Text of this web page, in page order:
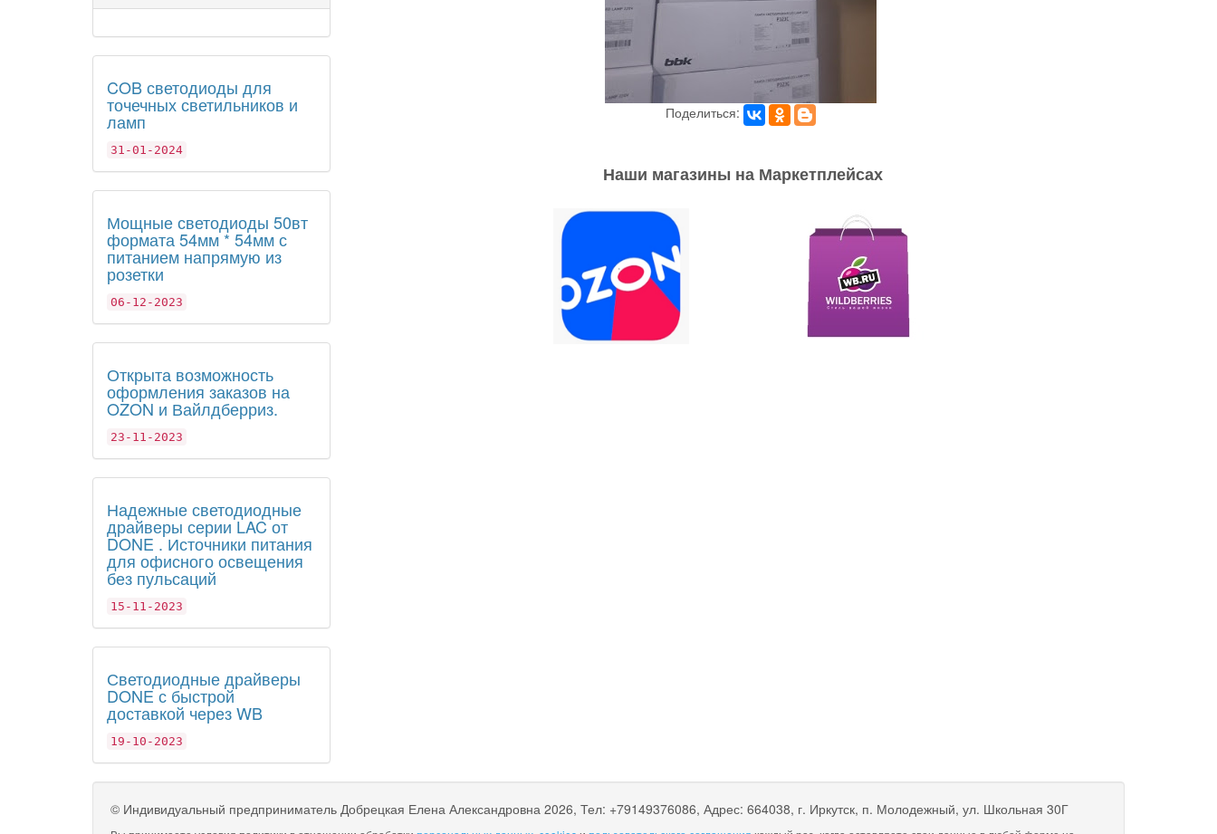
COB светодиоды для
точечных светильников и
ламп
31-01-2024
Мощные светодиоды 50вт
формата 54мм * 54мм с
питанием напрямую из
розетки
06-12-2023
Открыта возможность
оформления заказов на
OZON и Вайлдберриз.
23-11-2023
Надежные светодиодные
драйверы серии LAC от
DONE . Источники питания
для офисного освещения
без пульсаций
15-11-2023
Светодиодные драйверы
DONE с быстрой
доставкой через WB
19-10-2023
Поделиться:
Наши магазины на Маркетплейсах
© Индивидуальный предприниматель Добрецкая Елена Александровна 2026, Тел: +79149376086, Адрес: 664038, г. Иркутск, п. Молодежный, ул. Школьная 30Г